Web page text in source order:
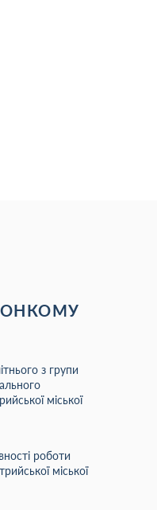
з групи
міської
роботи
міської